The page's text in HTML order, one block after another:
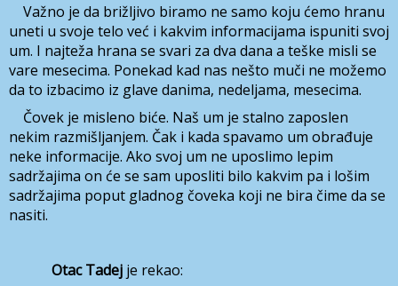
Važno je da brižljivo biramo ne samo koju ćemo hranu
uneti u svoje telo već i kakvim informacijama ispuniti svoj
um. I najteža hrana se svari za dva dana a teške misli se
vare mesecima. Ponekad kad nas nešto muči ne možemo
da to izbacimo iz glave danima, nedeljama, mesecima.
Čovek je misleno biće. Naš um je stalno zaposlen
nekim razmišljanjem. Čak i kada spavamo um obrađuje
neke informacije. Ako svoj um ne uposlimo lepim
sadržajima on će se sam uposliti bilo kakvim pa i lošim
sadržajima poput gladnog čoveka koji ne bira čime da se
nasiti.
Otac Tadej je rekao: